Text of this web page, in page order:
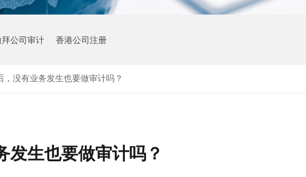
公司审计 香港公司注册
，没有业务发生也要做审计吗？
发生也要做审计吗？